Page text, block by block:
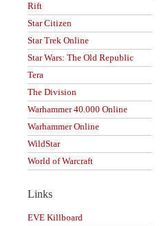
Rift
Star Citizen
Star Trek Online
Star Wars: The Old Republic
Tera
The Division
Warhammer 40.000 Online
Warhammer Online
WildStar
World of Warcraft
Links
EVE Killboard